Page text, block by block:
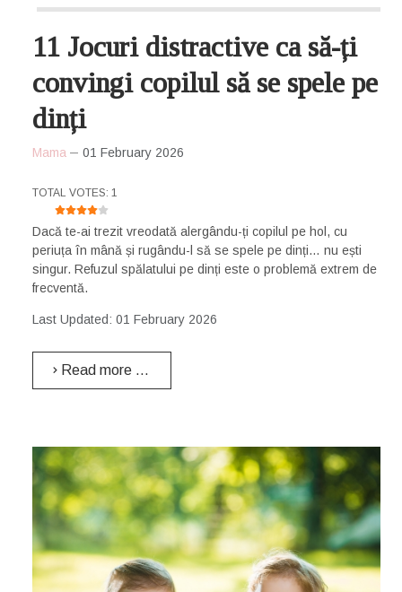
11 Jocuri distractive ca să-ți
convingi copilul să se spele pe
dinți
Mama 01 February 2026
USER RATING: 4
TOTAL VOTES: 1
Dacă te-ai trezit vreodată alergându-ți copilul pe hol, cu
periuța în mână și rugându-l să se spele pe dinți… nu ești
singur. Refuzul spălatului pe dinți este o problemă extrem de
frecventă.
Last Updated: 01 February 2026
Read more …